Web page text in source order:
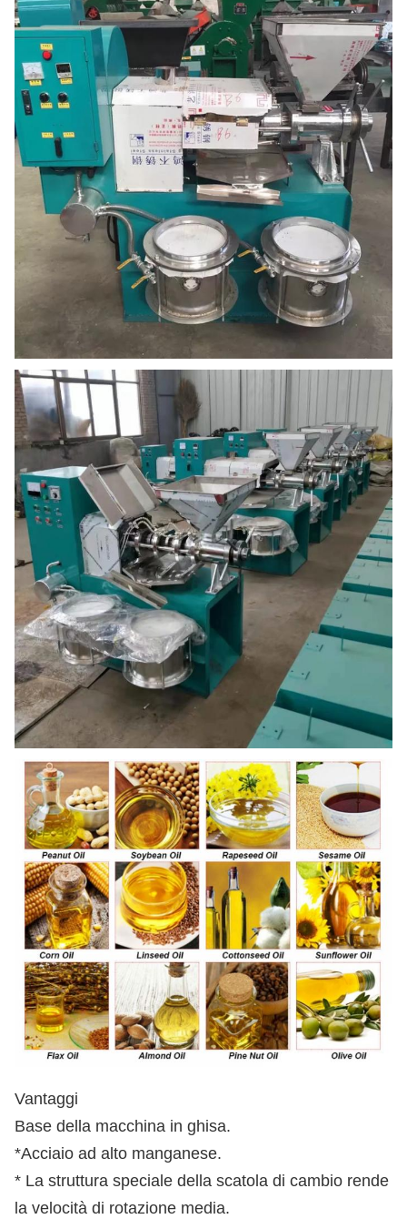
Vantaggi
Base della macchina in ghisa.
*Acciaio ad alto manganese.
* La struttura speciale della scatola di cambio rende
la velocità di rotazione media.